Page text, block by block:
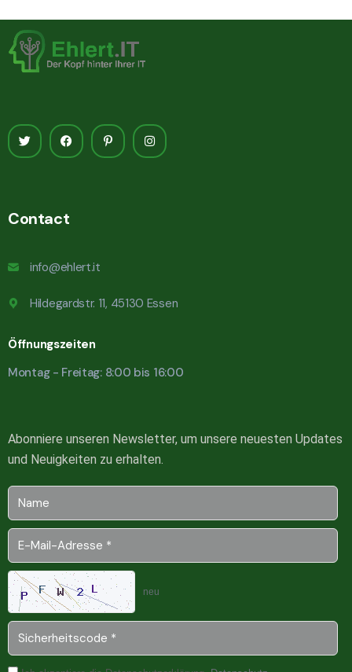
Contact
info@ehlert.it
Hildegardstr. 11, 45130 Essen
Öffnungszeiten
Montag - Freitag: 8:00 bis 16:00
Abonniere unseren Newsletter, um unsere neuesten Updates
und Neuigkeiten zu erhalten.
neu